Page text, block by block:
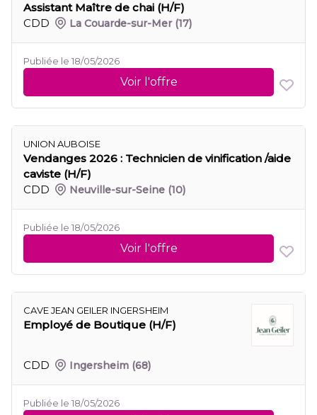
Assistant Maître de chai (H/F)
CDD
La Couarde-sur-Mer (17)
Publiée le 18/05/2026
Voir l'offre
UNION AUBOISE
Vendanges 2026 : Technicien de vinification /aide
caviste (H/F)
CDD
Neuville-sur-Seine (10)
Publiée le 18/05/2026
Voir l'offre
CAVE JEAN GEILER INGERSHEIM
Employé de Boutique (H/F)
CDD Ingersheim (68)
Publiée le 18/05/2026